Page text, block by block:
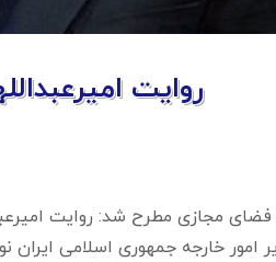
روایت
فضای مجازی مطرح شد: روایت
امور خارجه جمهوری اسلامی